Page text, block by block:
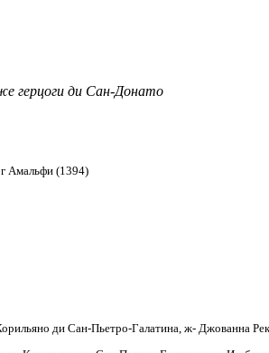
герцоги ди Сан-Донато
Амальфи (1394)
ди Сан-Пьетро-Галатина, ж- Джованна